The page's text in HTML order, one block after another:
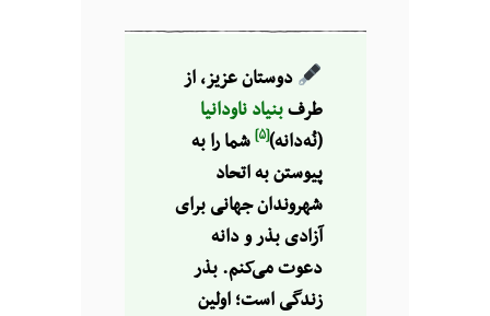
دوستان عزیز، از
طرفبنیاد ناودانیا
(نُه‌دانه)[۵]شما را به
پیوستن به اتحاد
شهروندان جهانی برای
آزادی بذر و دانه
دعوت می‌کنم. بذر
زندگی است؛ اولین